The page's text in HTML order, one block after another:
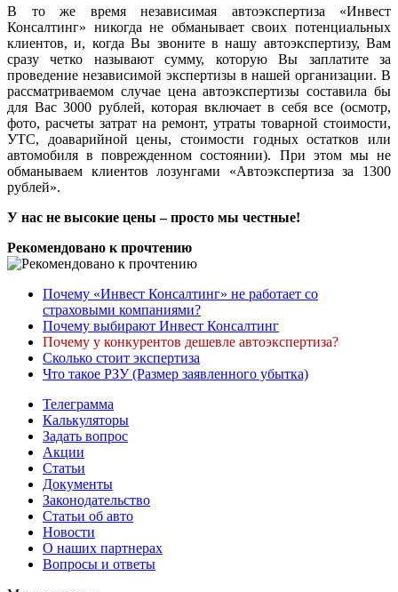
В то же время независимая автоэкспертиза «Инвест
Консалтинг» никогда не обманывает своих потенциальных
клиентов, и, когда Вы звоните в нашу автоэкспертизу, Вам
сразу четко называют сумму, которую Вы заплатите за
проведение независимой экспертизы в нашей организации. В
рассматриваемом случае цена автоэкспертизы составила бы
для Вас 3000 рублей, которая включает в себя все (осмотр,
фото, расчеты затрат на ремонт, утраты товарной стоимости,
УТС, доаварийной цены, стоимости годных остатков или
автомобиля в поврежденном состоянии). При этом мы не
обманываем клиентов лозунгами «Автоэкспертиза за 1300
рублей».
У нас не высокие цены – просто мы честные!
Рекомендовано к прочтению
Почему «Инвест Консалтинг» не работает со
страховыми компаниями?
Почему выбирают Инвест Консалтинг
Почему у конкурентов дешевле автоэкспертиза?
Сколько стоит экспертиза
Что такое РЗУ (Размер заявленного убытка)
Телеграмма
Калькуляторы
Задать вопрос
Акции
Статьи
Документы
Законодательство
Статьи об авто
Новости
О наших партнерах
Вопросы и ответы